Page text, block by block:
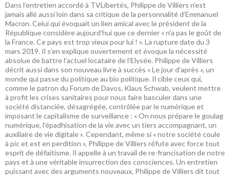
Dans l’entretien accordé à TVLibertés, Philippe de Villiers n’est
jamais allé aussi loin dans sa critique de la personnalité d’Emmanuel
Macron. Celui qui évoquait un lien amical avec le président de la
République considère aujourd’hui que ce dernier « n’a pas le goût de
la France. Ce pays est trop vieux pour lui ! ». La rupture date du 3
mars 2019. Il s’en explique ouvertement et évoque la nécessité
absolue de battre l’actuel locataire de l’Elysée. Philippe de Villiers
décrit aussi dans son nouveau livre à succès « Le jour d’après », un
monde qui passe du politique au bio politique. Il cible ceux qui,
comme le patron du Forum de Davos, Klaus Schwab, veulent mettre
à profit les crises sanitaires pour nous faire basculer dans une
société distanciée, désagrégée, contrôlée par le numérique et
imposant le capitalisme de surveillance : « On nous prépare le goulag
numérique, l’épadhisation de la vie avec un tiers accompagnant, un
auxiliaire de vie digitale ». Cependant, même si « notre société coule
à pic et est en perdition », Philippe de Villiers réfute avec force tout
esprit de défaitisme. Il appelle à un travail de re-francisation de notre
pays et à une véritable insurrection des consciences. Un entretien
puissant avec des arguments nouveaux, Philippe de Villiers dit tout